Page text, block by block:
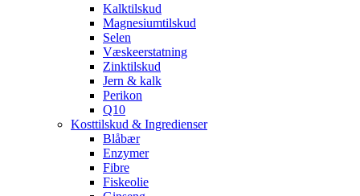
Kalktilskud
Magnesiumtilskud
Selen
Væskeerstatning
Zinktilskud
Jern & kalk
Perikon
Q10
Kosttilskud & Ingredienser
Blåbær
Enzymer
Fibre
Fiskeolie